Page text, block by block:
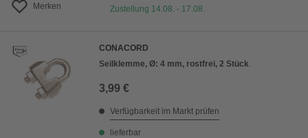
Merken
Zustellung 14.08. - 17.08.
CONACORD
Seilklemme, Ø: 4 mm, rostfrei, 2 Stück
3,99 €
Verfügbarkeit im Markt prüfen
lieferbar